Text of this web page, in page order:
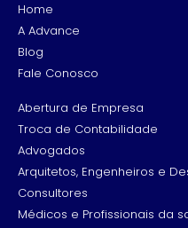
Home
A Advance
Blog
Fale Conosco
Abertura de Empresa
Troca de Contabilidade
Advogados
Arquitetos, Engenheiros e
Consultores
Médicos e Profissionais da